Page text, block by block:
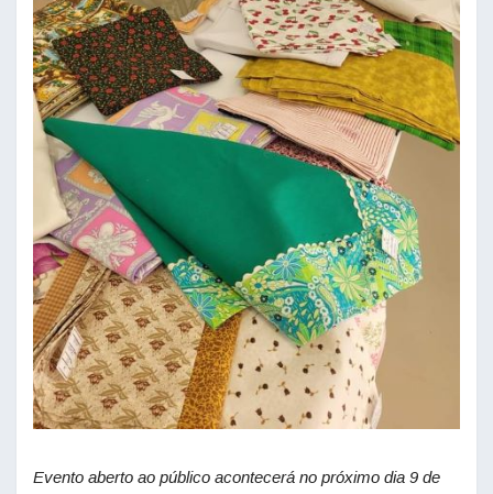
Evento aberto ao público acontecerá no próximo dia 9 de